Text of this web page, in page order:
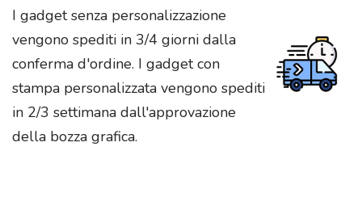
I gadget senza personalizzazione
vengono spediti in 3/4 giorni dalla
conferma d'ordine. I gadget con
stampa personalizzata vengono spediti
in 2/3 settimana dall'approvazione
della bozza grafica.